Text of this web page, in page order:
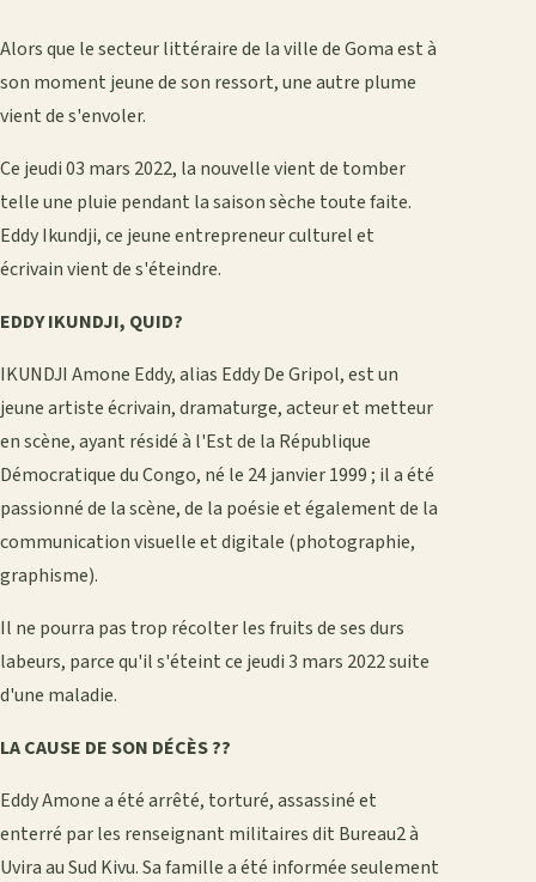
Alors que le secteur littéraire de la ville de Goma est à
son moment jeune de son ressort, une autre plume
vient de s'envoler.
Ce jeudi 03 mars 2022, la nouvelle vient de tomber
telle une pluie pendant la saison sèche toute faite.
Eddy Ikundji, ce jeune entrepreneur culturel et
écrivain vient de s'éteindre.
EDDY IKUNDJI, QUID?
IKUNDJI Amone Eddy, alias Eddy De Gripol, est un
jeune artiste écrivain, dramaturge, acteur et metteur
en scène, ayant résidé à l'Est de la République
Démocratique du Congo, né le 24 janvier 1999 ; il a été
passionné de la scène, de la poésie et également de la
communication visuelle et digitale (photographie,
graphisme).
Il ne pourra pas trop récolter les fruits de ses durs
labeurs, parce qu'il s'éteint ce jeudi 3 mars 2022 suite
d'une maladie.
LA CAUSE DE SON DÉCÈS ??
Eddy Amone a été arrêté, torturé, assassiné et
enterré par les renseignant militaires dit Bureau2 à
Uvira au Sud Kivu. Sa famille a été informée seulement